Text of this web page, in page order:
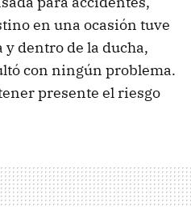
en una ocasión tuve
dentro de la ducha,
con ningún problema.
presente el riesgo